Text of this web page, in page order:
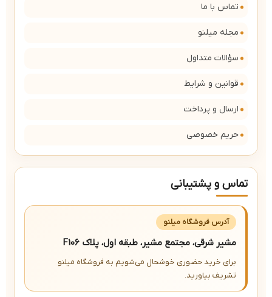
تماس با ما
مجله میلنو
سؤالات متداول
قوانین و شرایط
ارسال و پرداخت
حریم خصوصی
تماس و پشتیبانی
آدرس فروشگاه میلنو
مشیر شرقی، مجتمع مشیر، طبقه اول، پلاک F106
برای خرید حضوری خوشحال می‌شویم به فروشگاه میلنو
تشریف بیاورید.